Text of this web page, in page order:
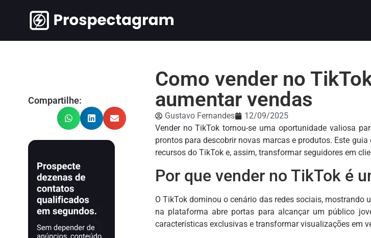
Compartilhe:
Como vender no
aumentar vendas
Gustavo Fernandes
12/09/2025
Vender no TikTok tornou-se uma oportunidade valiosa
prontos para descobrir novas marcas e produtos. Este
recursos do TikTok e, assim, transformar seguidores em
Por que vender no TikTok é
O TikTok dominou o cenário das redes sociais, mostrando
na plataforma abre portas para alcançar um público
características exclusivas e transformar visualizações em